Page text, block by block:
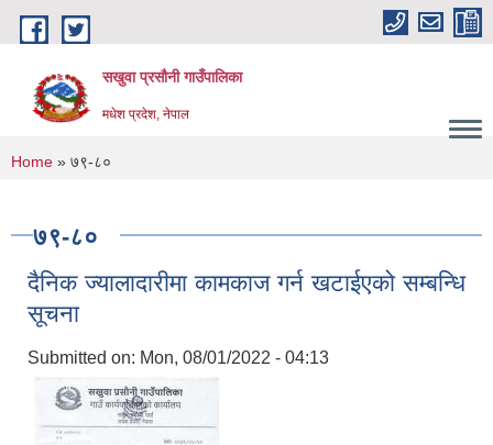
Skip to main content
सखुवा प्रसौनी गाउँपालिका
मधेश प्रदेश, नेपाल
You are here
Home » ७९-८०
७९-८०
दैनिक ज्यालादारीमा कामकाज गर्न खटाईएको सम्बन्धि
सूचना
Submitted on: Mon, 08/01/2022 - 04:13